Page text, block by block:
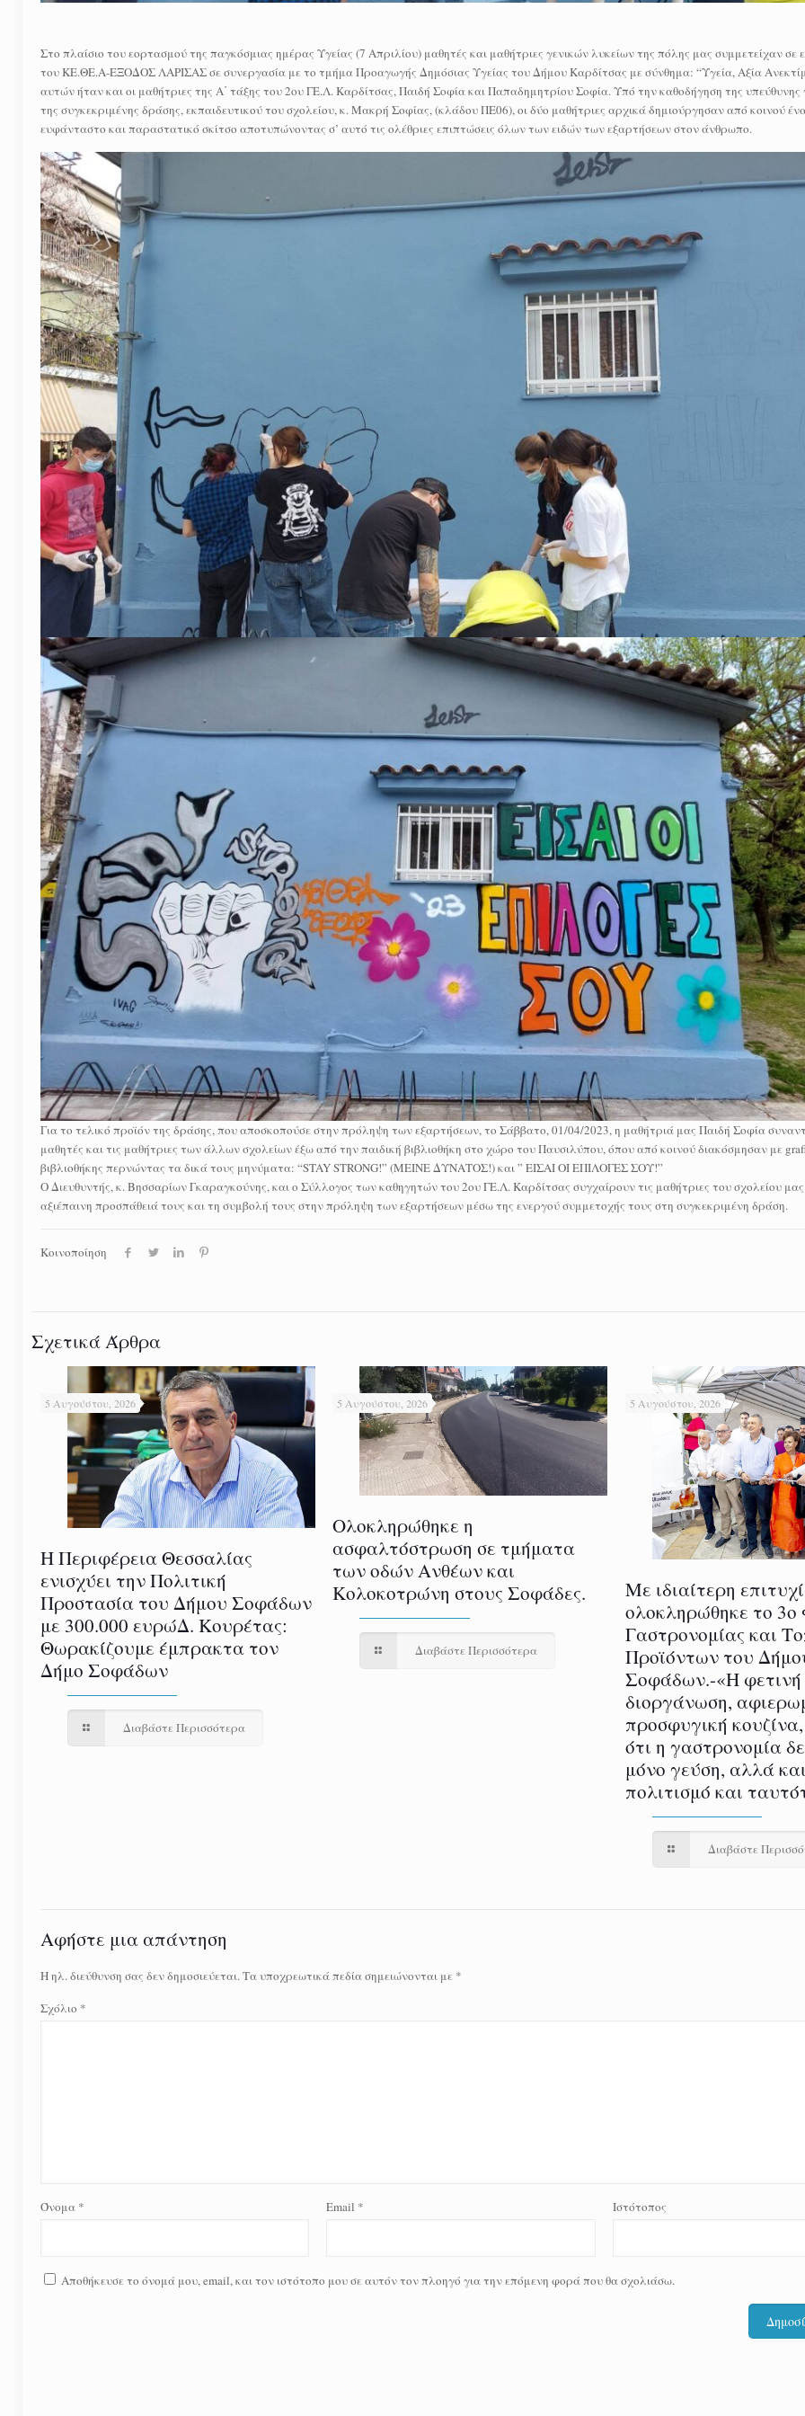
Στο πλαίσιο του εορτασμού της παγκόσμιας ημέρας Υγείας (7 Απριλίου) μαθητές και μαθήτριες γενικών λυκείων της πόλης μας συμμετείχαν σε
του ΚΕ.ΘΕ.Α-ΕΞΟΔΟΣ ΛΑΡΙΣΑΣ σε συνεργασία με το τμήμα Προαγωγής Δημόσιας Υγείας του Δήμου Καρδίτσας με σύνθημα: “Υγεία, Αξία
αυτών ήταν και οι μαθήτριες της Α΄ τάξης του 2ου ΓΕ.Λ. Καρδίτσας, Παιδή Σοφία και Παπαδημητρίου Σοφία. Υπό την καθοδήγηση της υπεύθυνης
της συγκεκριμένης δράσης, εκπαιδευτικού του σχολείου, κ. Μακρή Σοφίας, (κλάδου ΠΕ06), οι δύο μαθήτριες αρχικά δημιούργησαν από κοινού
ευφάνταστο και παραστατικό σκίτσο αποτυπώνοντας σ’ αυτό τις ολέθριες επιπτώσεις όλων των ειδών των εξαρτήσεων στον άνθρωπο.
Για το τελικό προϊόν της δράσης, που αποσκοπούσε στην πρόληψη των εξαρτήσεων, το Σάββατο, 01/04/2023, η μαθήτριά μας Παιδή Σοφία
μαθητές και τις μαθήτριες των άλλων σχολείων έξω από την παιδική βιβλιοθήκη στο χώρο του Παυσιλύπου, όπου από κοινού διακόσμησαν με
βιβλιοθήκης περνώντας τα δικά τους μηνύματα: “STAY STRONG!” (ΜΕΙΝΕ ΔΥΝΑΤΟΣ!) και ” ΕΙΣΑΙ ΟΙ ΕΠΙΛΟΓΕΣ ΣΟΥ!”
Ο Διευθυντής, κ. Βησσαρίων Γκαραγκούνης, και ο Σύλλογος των καθηγητών του 2ου ΓΕ.Λ. Καρδίτσας συγχαίρουν τις μαθήτριες του σχολείου
αξιέπαινη προσπάθειά τους και τη συμβολή τους στην πρόληψη των εξαρτήσεων μέσω της ενεργού συμμετοχής τους στη συγκεκριμένη δράση.
Κοινοποίηση
Σχετικά Άρθρα
5 Αυγούστου, 2026
Η Περιφέρεια Θεσσαλίας
ενισχύει την Πολιτική
Προστασία του Δήμου Σοφάδων
με 300.000 ευρώΔ. Κουρέτας:
Θωρακίζουμε έμπρακτα τον
Δήμο Σοφάδων
Διαβάστε Περισσότερα
5 Αυγούστου, 2026
Ολοκληρώθηκε η
ασφαλτόστρωση σε τμήματα
των οδών Ανθέων και
Κολοκοτρώνη στους Σοφάδες.
Διαβάστε Περισσότερα
5 Αυγούστου, 2026
Με ιδιαίτερη
ολοκληρώθηκε το 3ο
Γαστρονομίας και
Προϊόντων του
Σοφάδων.-«Η φετινή
διοργάνωση,
προσφυγική
ότι η γαστρονομία
μόνο γεύση, αλλά
πολιτισμό και
Διαβάστε
Αφήστε μια απάντηση
Η ηλ. διεύθυνση σας δεν δημοσιεύεται.Τα υποχρεωτικά πεδία σημειώνονται με *
Σχόλιο *
Όνομα * Email * Ιστότοπος
Αποθήκευσε το όνομά μου, email, και τον ιστότοπο μου σε αυτόν τον πλοηγό για την επόμενη φορά που θα σχολιάσω.